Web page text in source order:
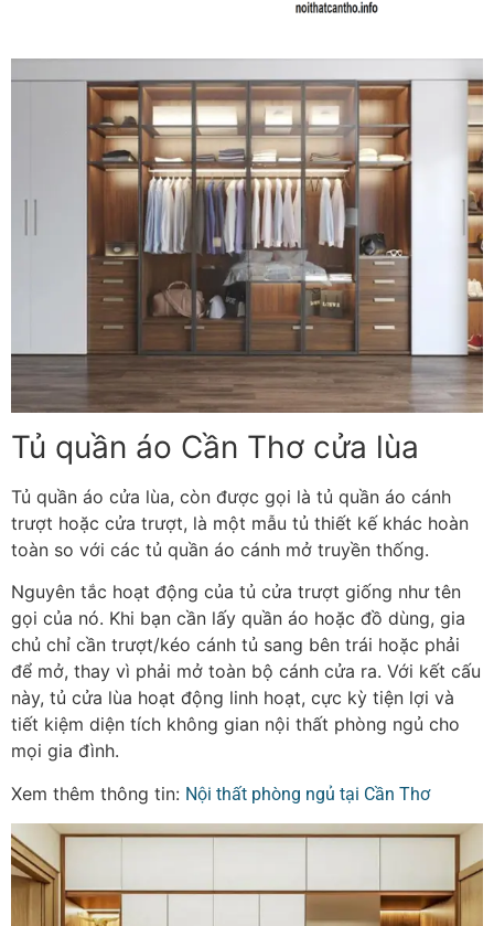
Tủ quần áo Cần Thơ cửa lùa
Tủ quần áo cửa lùa, còn được gọi là tủ quần áo cánh
trượt hoặc cửa trượt, là một mẫu tủ thiết kế khác hoàn
toàn so với các tủ quần áo cánh mở truyền thống.
Nguyên tắc hoạt động của tủ cửa trượt giống như tên
gọi của nó. Khi bạn cần lấy quần áo hoặc đồ dùng, gia
chủ chỉ cần trượt/kéo cánh tủ sang bên trái hoặc phải
để mở, thay vì phải mở toàn bộ cánh cửa ra. Với kết cấu
này, tủ cửa lùa hoạt động linh hoạt, cực kỳ tiện lợi và
tiết kiệm diện tích không gian nội thất phòng ngủ cho
mọi gia đình.
Xem thêm thông tin: Nội thất phòng ngủ tại Cần Thơ